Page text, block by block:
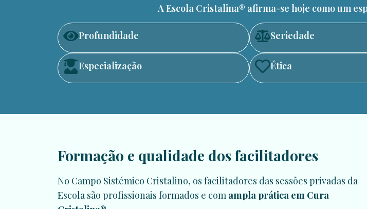
A Escola Cristalina® afirma-se hoje como um
Profundidade Seriedade
Especialização Ética
Formação e qualidade dos facilitadores
No Campo Sistémico Cristalino, os facilitadores das sessões privadas da
Escola são profissionais formados e com ampla prática em Cura